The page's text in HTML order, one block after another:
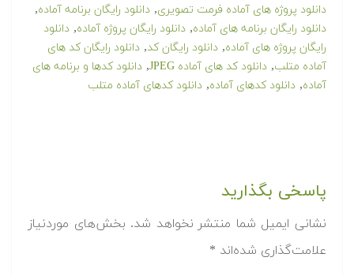
دانلود پروژه های آماده فرمت تصویری, دانلود رایگان برنامه آماده,
دانلود رایگان برنامه های آماده, دانلود رایگان پروژه آماده, دانلود
رایگان پروژه های آماده, دانلود رایگان کد, دانلود رایگان کد های
آماده متلب, دانلود کد های آماده JPEG , دانلود کدها و برنامه های
آماده, دانلود کدهای آماده, دانلود کدهای آماده متلب
پاسخی بگذارید
نشانی ایمیل شما منتشر نخواهد شد. بخش‌های موردنیاز
علامت‌گذاری شده‌اند *